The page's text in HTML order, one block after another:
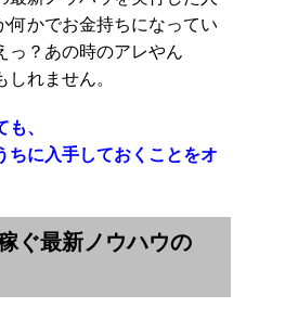
何かでお金持ちになってい
っ？あの時のアレやん
れません。
、
ちに入手しておくことをオ
ぐ最新ノウハウの